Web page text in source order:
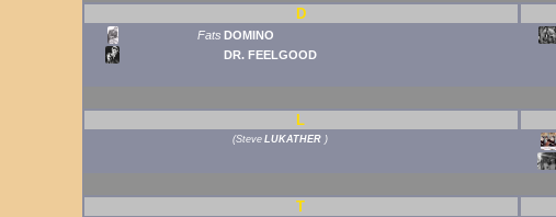
D
Fats DOMINO
DR. FEELGOOD
L
(Steve LUKATHER)
T